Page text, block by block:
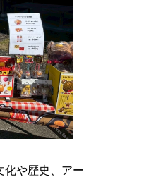
化や歴史、アー